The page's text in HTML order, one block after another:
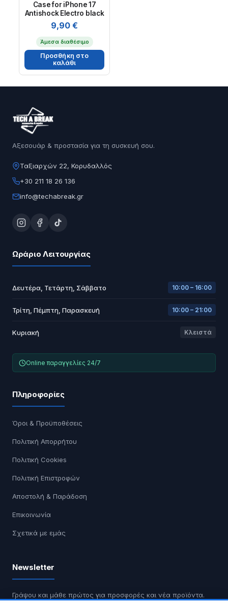
Case for iPhone 17
Antishock Electro black
9,90€
Άμεσα διαθέσιμο
Προσθήκη στο
καλάθι
Αξεσουάρ & προστασία για τη συσκευή σου.
Ταξιαρχών 22, Κορυδαλλός
+30 211 18 26 136
info@techabreak.gr
Ωράριο Λειτουργίας
Δευτέρα, Τετάρτη, Σάββατο 10:00 – 16:00
Τρίτη, Πέμπτη, Παρασκευή 10:00 – 21:00
Κυριακή Κλειστά
Online παραγγελίες 24/7
Πληροφορίες
Όροι & Προϋποθέσεις
Πολιτική Απορρήτου
Πολιτική Cookies
Πολιτική Επιστροφών
Αποστολή & Παράδοση
Επικοινωνία
Σχετικά με εμάς
Newsletter
Γράψου και μάθε πρώτος για προσφορές και νέα προϊόντα.